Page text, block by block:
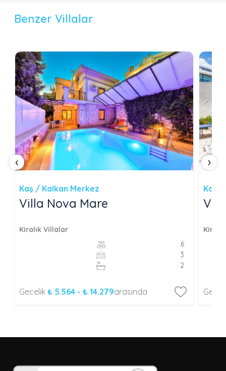
Benzer Villalar
Kaş / Kalkan Merkez
Villa Nova Mare
Kiralık Villalar
6
3
2
Gecelik ₺ 5.564 - ₺ 14.279arasında
Kaş /
‹ ›